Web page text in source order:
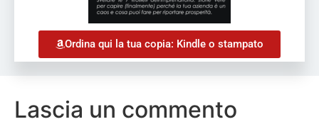
Ordina qui la tua copia: Kindle o stampato
Lascia un commento